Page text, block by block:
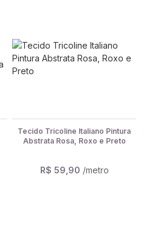
Tecido Tricoline Italiano Pintura
Abstrata Rosa, Roxo e Preto
R$ 59,90 /metro